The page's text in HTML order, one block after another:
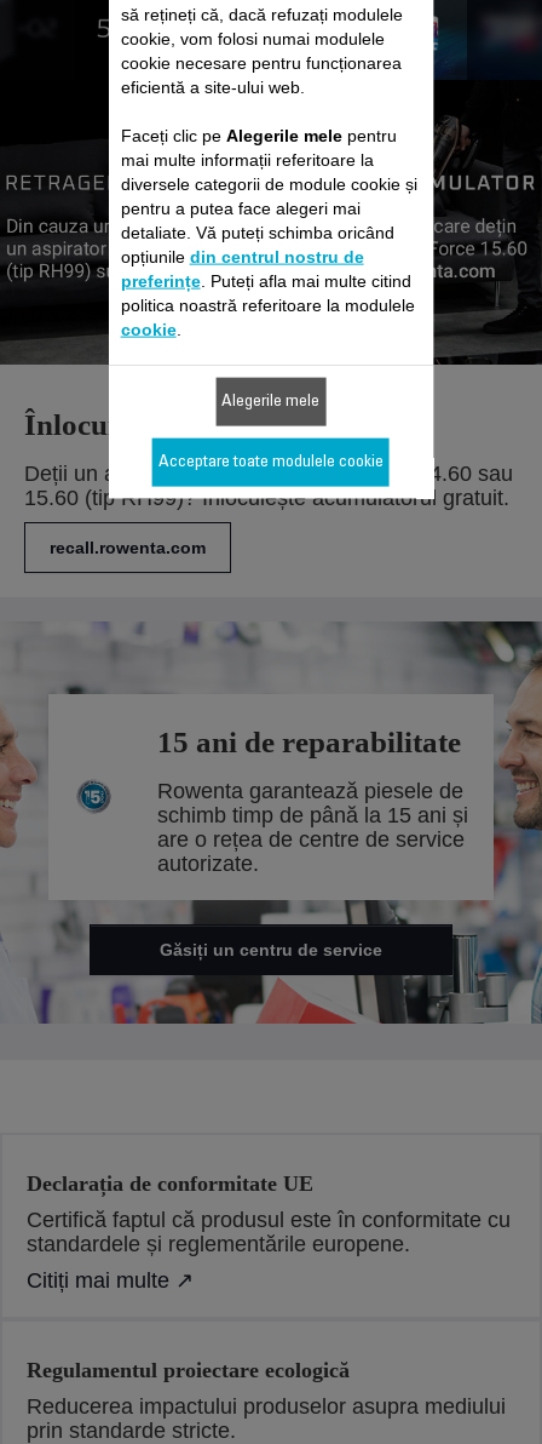
Înlocuire acumulator
Deții un aspirator Rowenta X-Force Flex 14.60 sau
15.60 (tip RH99)? Înlocuiește acumulatorul gratuit.
recall.rowenta.com
15 ani de reparabilitate
Rowenta garantează piesele de
schimb timp de până la 15 ani și
are o rețea de centre de service
autorizate.
Găsiți un centru de service
Declarația de conformitate UE
Certifică faptul că produsul este în conformitate cu
standardele și reglementările europene.
Citiți mai multe ↗
Regulamentul proiectare ecologică
Reducerea impactului produselor asupra mediului
prin standarde stricte.
să rețineți că, dacă refuzați modulele
cookie, vom folosi numai modulele
cookie necesare pentru funcționarea
eficientă a site-ului web.
Faceți clic pe Alegerile melepentru
mai multe informații referitoare la
diversele categorii de module cookie și
pentru a putea face alegeri mai
detaliate. Vă puteți schimba oricând
opțiunile din centrul nostru de
preferințe. Puteți afla mai multe citind
politica noastră referitoare la modulele
cookie.
Alegerile mele
Acceptare toate modulele cookie